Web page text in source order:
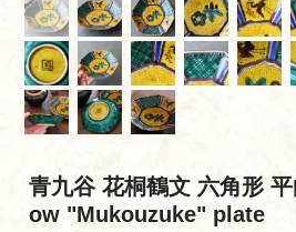
青九谷 花桐鶴文 六角形
ow "Mukouzuke" plate